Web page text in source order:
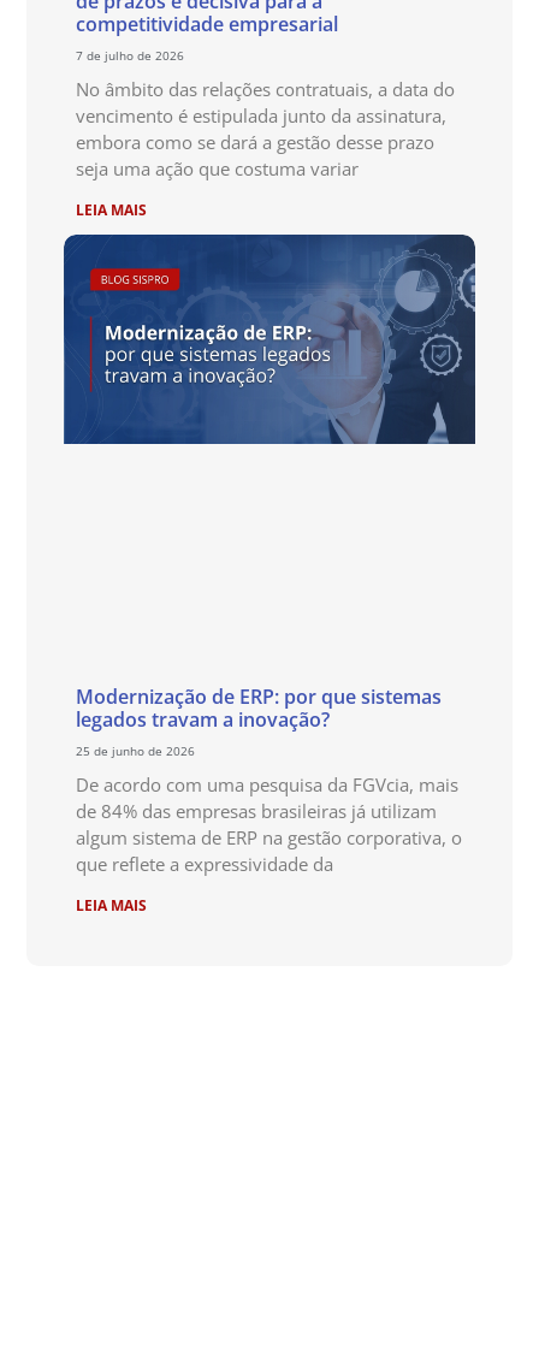
competitividade empresarial
7 de julho de 2026
No âmbito das relações contratuais, a data do
vencimento é estipulada junto da assinatura,
embora como se dará a gestão desse prazo
seja uma ação que costuma variar
LEIA MAIS
Modernização de ERP: por que sistemas
legados travam a inovação?
25 de junho de 2026
De acordo com uma pesquisa da FGVcia, mais
de 84% das empresas brasileiras já utilizam
algum sistema de ERP na gestão corporativa, o
que reflete a expressividade da
LEIA MAIS